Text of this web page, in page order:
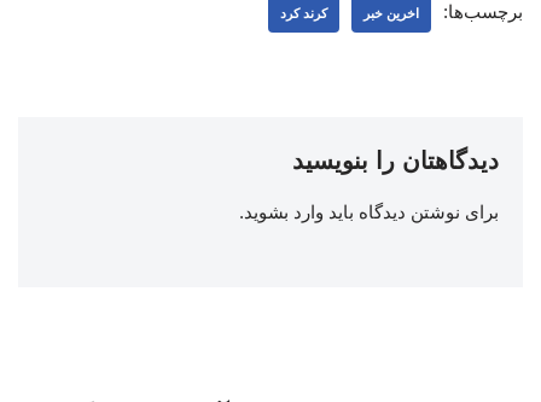
برچسب‌ها: اخرین خبر کرند کرد
دیدگاهتان را بنویسید
برای نوشتن دیدگاه باید وارد بشوید.